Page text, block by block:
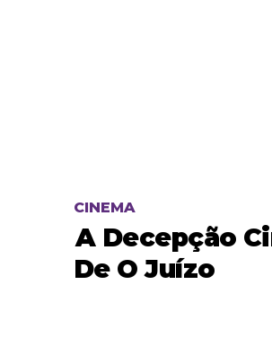
CINEMA
A Decepção
De O Juízo